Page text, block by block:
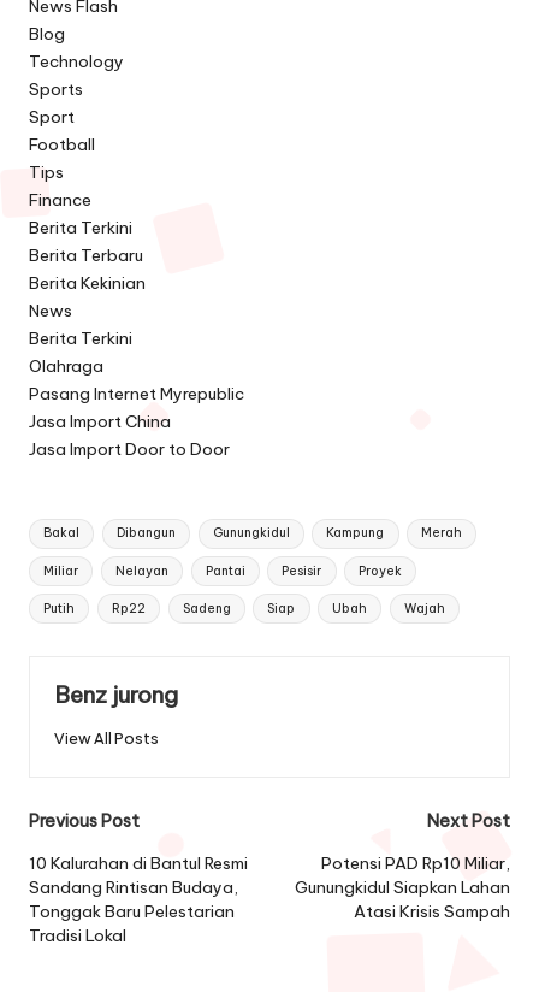
News Flash
Blog
Technology
Sports
Sport
Football
Tips
Finance
Berita Terkini
Berita Terbaru
Berita Kekinian
News
Berita Terkini
Olahraga
Pasang Internet Myrepublic
Jasa Import China
Jasa Import Door to Door
Tags:
Bakal Dibangun Gunungkidul Kampung Merah
Miliar Nelayan Pantai Pesisir Proyek
Putih Rp22 Sadeng Siap Ubah Wajah
Benz jurong
View All Posts
Post
navigation
Previous Post
10 Kalurahan di Bantul Resmi
Sandang Rintisan Budaya,
Tonggak Baru Pelestarian
Tradisi Lokal
Next Post
Potensi PAD Rp10 Miliar,
Gunungkidul Siapkan Lahan
Atasi Krisis Sampah